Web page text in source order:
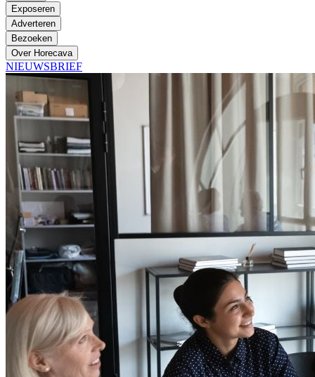
Exposeren
Adverteren
Bezoeken
Over Horecava
NIEUWSBRIEF